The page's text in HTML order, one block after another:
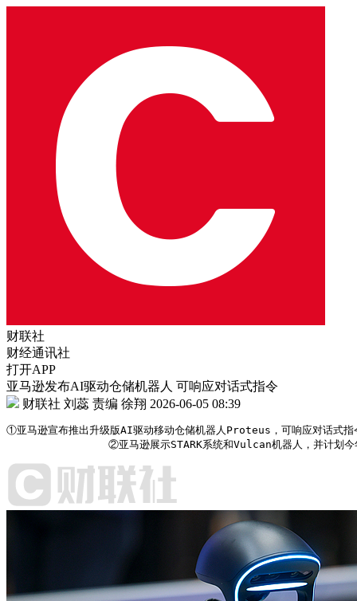
财联社
财经通讯社
打开APP
亚马逊发布AI驱动仓储机器人 可响应对话式指令
财联社 刘蕊 责编 徐翔 2026-06-05 08:39
①亚马逊宣布推出升级版AI驱动移动仓储机器人Proteus，可响应对话式指
②亚马逊展示STARK系统和Vulcan机器人，并计划今